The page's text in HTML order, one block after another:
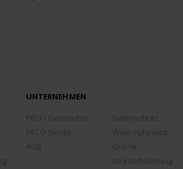
UNTERNEHMEN
PECO Geschichte
PECO Stores
AGB
Datenschutz
Widerrufsrecht
Online-
Streitschlichtung